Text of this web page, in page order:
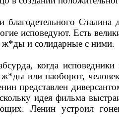
Сталина
исповедуют. Есть
ж*ды и солидарные с ними.
когда
или наоборот,
представлен
идея фильма
Ленин устроил